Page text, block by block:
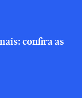
confira as